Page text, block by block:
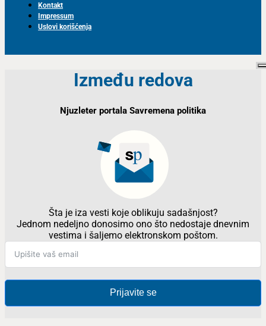
Kontakt
Impressum
Uslovi korišćenja
Između redova
Njuzleter portala Savremena politika
Šta je iza vesti koje oblikuju sadašnjost?
Jednom nedeljno donosimo ono što nedostaje dnevnim
vestima i šaljemo elektronskom poštom.
Prijavite se